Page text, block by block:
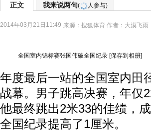
正文 我来说两句( 人参与)
2014年03月21日11:49 来源： 搜狐体育 作者：大漠飞雨
全国室内锦标赛张国伟破全国纪录 [保存到相册]
年度最后一站的全国室内田
战幕。男子跳高决赛，年仅
他最终跳出2米33的佳绩，
全国纪录提高了1厘米。